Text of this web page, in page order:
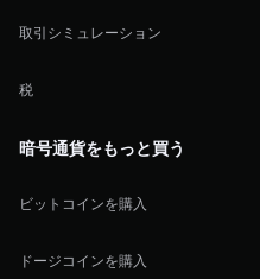
取引シミュレーション
税
暗号通貨をもっと買う
ビットコインを購入
ドージコインを購入